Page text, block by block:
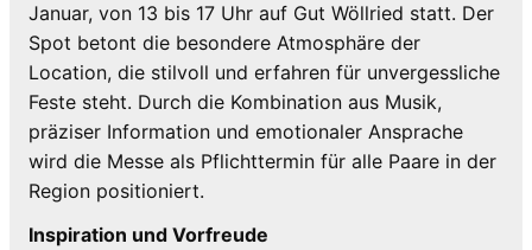
Januar, von 13 bis 17 Uhr auf Gut Wöllried statt. Der
Spot betont die besondere Atmosphäre der
Location, die stilvoll und erfahren für unvergessliche
Feste steht. Durch die Kombination aus Musik,
präziser Information und emotionaler Ansprache
wird die Messe als Pflichttermin für alle Paare in der
Region positioniert.
Inspiration und Vorfreude